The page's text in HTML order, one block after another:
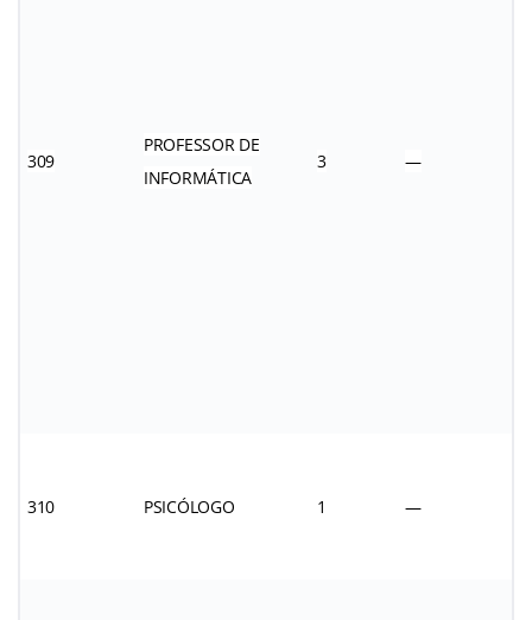
309
PROFESSOR DE
INFORMÁTICA
3 —
310 PSICÓLOGO 1 —